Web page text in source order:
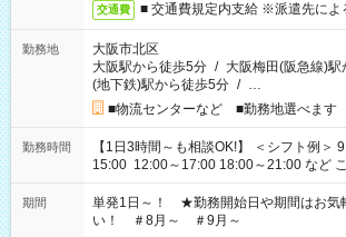
交通費 ■ 交通費規定内支給 ※派遣先によ
勤務地
大阪市北区
大阪駅から徒歩5分 / 大阪梅田(阪急線)
(地下鉄)駅から徒歩5分 / …
■物流センターなど ■勤務地選べます
勤務時間
【1日3時間～も相談OK!】 ＜シフト例＞ 9:00～12:00 10:00～
15:00 12:00～17:00 18:00～21:00 など こちら以外の時間帯も
お気軽にご相談ください！
期間
単発1日～！ ★勤務開始日や期間はお気
い！ ＃8月～ ＃9月～